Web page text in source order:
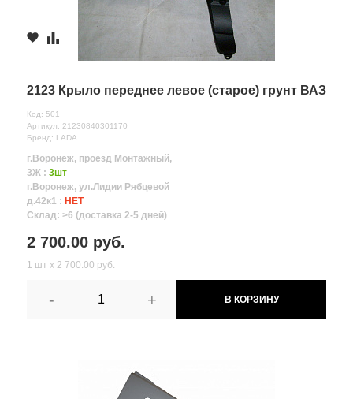
2123 Крыло переднее левое (старое) грунт ВАЗ
Код: 501
Артикул: 21230840301170
Бренд: LADA
г.Воронеж, проезд Монтажный,
3Ж : 3шт
г.Воронеж, ул.Лидии Рябцевой
д.42к1 : НЕТ
Склад: >6 (доставка 2-5 дней)
2 700.00 руб.
1 шт х 2 700.00 руб.
- + В КОРЗИНУ